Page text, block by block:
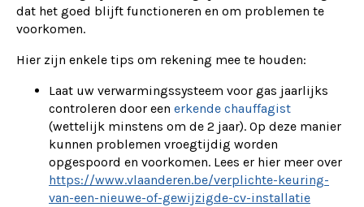
dat het goed blijft functioneren en om problemen te
voorkomen.
Hier zijn enkele tips om rekening mee te houden:
Laat uw verwarmingssysteem voor gas jaarlijks
controleren door een erkende chauffagist
(wettelijk minstens om de 2 jaar). Op deze manier
kunnen problemen vroegtijdig worden
opgespoord en voorkomen. Lees er hier meer over
https://www.vlaanderen.be/verplichte-keuring-
van-een-nieuwe-of-gewijzigde-cv-installatie